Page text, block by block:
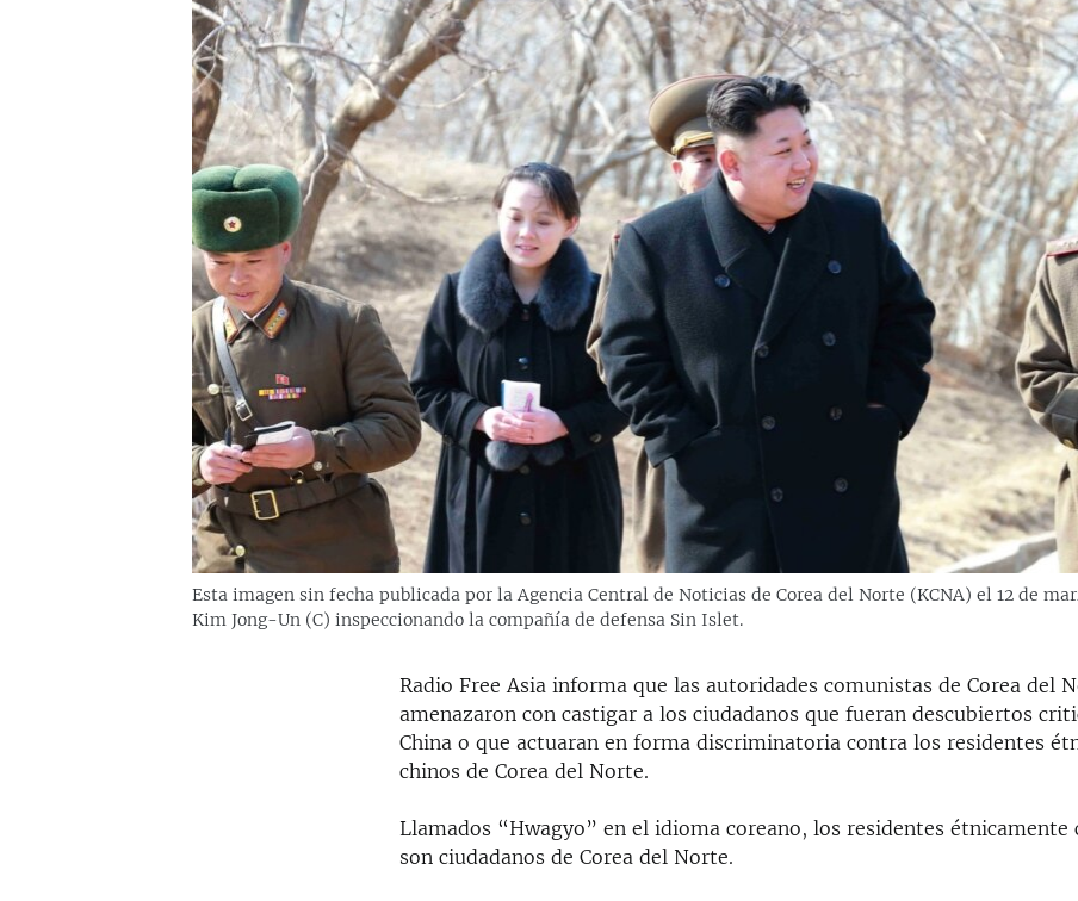
LA REALIDAD DE LA VIVIENDA EN
SER VIEJO EN CUBA
LOS SANTOS DE HIALEAH
DESINFORMACIÓN RUSA EN
LA INVASIÓN DE RUSIA A UCRANIA
Esta imagen sin fecha publicada por la Agencia Central de Noticias de Corea del Norte (KCNA) el 12 de
Kim Jong-Un (C) inspeccionando la compañía de defensa Sin Islet.
Radio Free Asia informa que las autoridades comunistas de Corea del
amenazaron con castigar a los ciudadanos que fueran descubiertos
China o que actuaran en forma discriminatoria contra los residentes
chinos de Corea del Norte.
Llamados “Hwagyo” en el idioma coreano, los residentes étnicamente
son ciudadanos de Corea del Norte.